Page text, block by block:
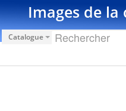
Images de la
Catalogue